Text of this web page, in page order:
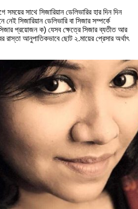
সাথে সিজারিয়ান ডেলিভারির হার দিন দিন
সিজারিয়ান ডেলিভারি বা সিজার সম্পর্কে
প্রয়োজন ক) যেসব ক্ষেত্রে সিজার ব্যতীত আর
রাস্তা আনুপাতিকভাবে ছোট ২.মায়ের প্রেসার অর্থাৎ